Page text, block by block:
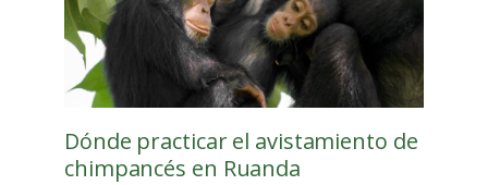
Dónde practicar el avistamiento de
chimpancés en Ruanda